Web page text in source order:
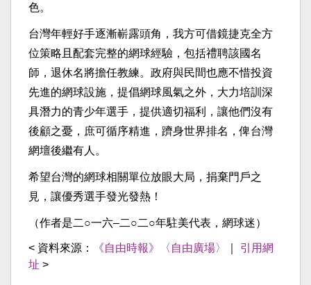
色。
台灣年輕好手逐漸嶄露頭角，我方可借鏡捷克全方
位策略且配套完整的網球經驗，包括禮聘該國名
師，退休名將擔任教練。政府與民間也應不惜投資
先進的網球設施，提倡網球風氣之外，大力培訓深
具潛力的青少年選手，提供適切福利，讓他們沒有
後顧之憂，庶可循序精進，躋身世界排名，俾台灣
網壇後繼有人。
希望台灣的網球相關單位放眼大局，捐棄門戶之
見，讓優秀選手發光發熱！
（作者是二○一六–二○二○年駐美代表，網球迷）
< 資料來源： 《自由時報》〈自由廣場〉
引用網
址 >